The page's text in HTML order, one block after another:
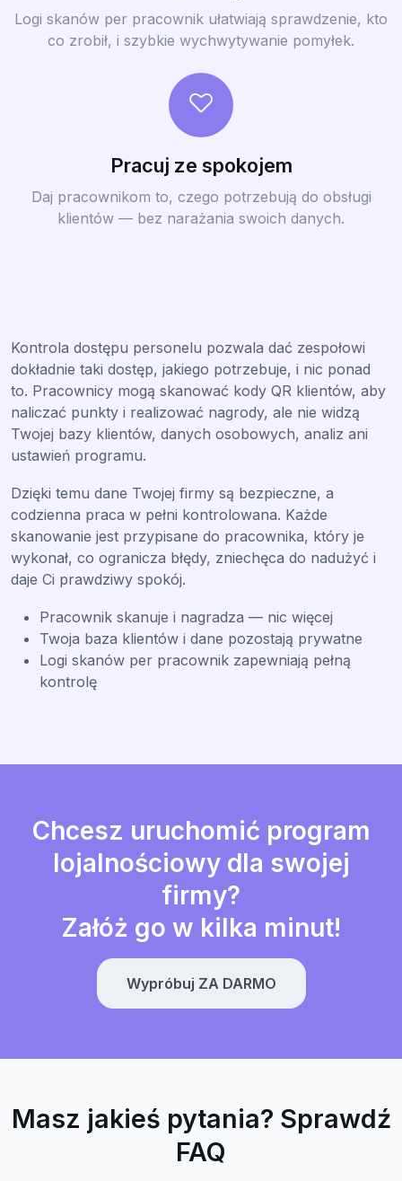
Logi skanów per pracownik ułatwiają sprawdzenie, kto
co zrobił, i szybkie wychwytywanie pomyłek.
Pracuj ze spokojem
Daj pracownikom to, czego potrzebują do obsługi
klientów — bez narażania swoich danych.
Kontrola dostępu personelu pozwala dać zespołowi
dokładnie taki dostęp, jakiego potrzebuje, i nic ponad
to. Pracownicy mogą skanować kody QR klientów, aby
naliczać punkty i realizować nagrody, ale nie widzą
Twojej bazy klientów, danych osobowych, analiz ani
ustawień programu.
Dzięki temu dane Twojej firmy są bezpieczne, a
codzienna praca w pełni kontrolowana. Każde
skanowanie jest przypisane do pracownika, który je
wykonał, co ogranicza błędy, zniechęca do nadużyć i
daje Ci prawdziwy spokój.
Pracownik skanuje i nagradza — nic więcej
Twoja baza klientów i dane pozostają prywatne
Logi skanów per pracownik zapewniają pełną
kontrolę
Chcesz uruchomić program
lojalnościowy dla swojej
firmy?
Załóż go w kilka minut!
Wypróbuj ZA DARMO
Masz jakieś pytania? Sprawdź
FAQ